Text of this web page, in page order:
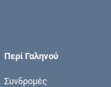
Περί Γαληνού
Συνδρομές